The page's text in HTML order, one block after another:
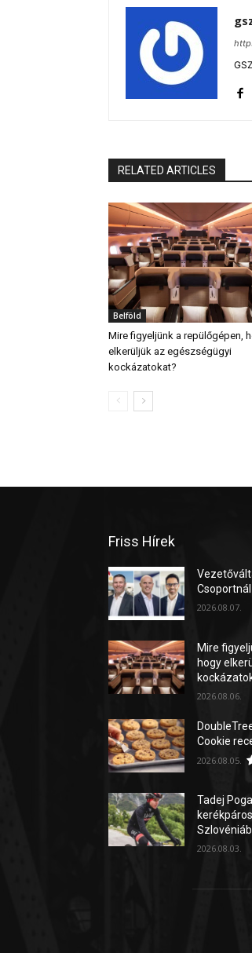
RELATED ARTICLES
Belföld
Mire figyeljünk a repülőgépen,
elkerüljük az egészségügyi
kockázatokat?
Friss Hírek
Csoportnál
2026.08.07.
Mire
hogy
2026.08.06.
Cookie
2026.08.05.
Tadej
2026.08.03.